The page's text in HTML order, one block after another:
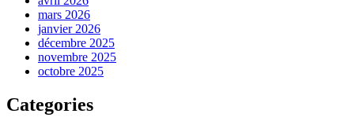
mars 2026
janvier 2026
décembre 2025
novembre 2025
octobre 2025
Categories